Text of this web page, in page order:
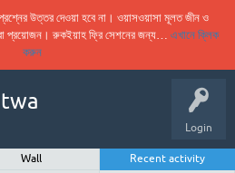
উত্তর দেওয়া হবে না। ওয়াসওয়াসা মূলত জীন ও
প্রয়োজন। রুকইয়াহ ফ্রি সেশনের জন্য… এখানে ক্লিক
করুন
Login
Wall
Recent activity